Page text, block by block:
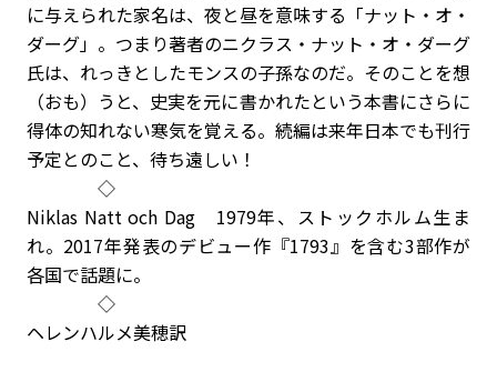
に与えられた家名は、夜と昼を意味する「ナット・オ・
ダーグ」。つまり著者のニクラス・ナット・オ・ダーグ
氏は、れっきとしたモンスの子孫なのだ。そのことを想
（おも）うと、史実を元に書かれたという本書にさらに
得体の知れない寒気を覚える。続編は来年日本でも刊行
予定とのこと、待ち遠しい！
◇
Niklas Natt och Dag 1979年、ストックホルム生ま
れ。2017年発表のデビュー作『1793』を含む3部作が
各国で話題に。
◇
ヘレンハルメ美穂訳